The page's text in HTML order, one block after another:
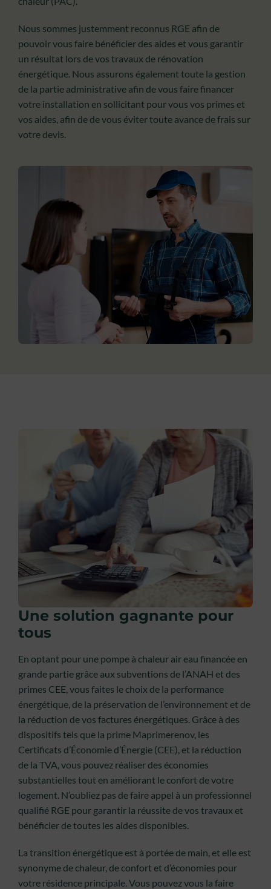
Nous sommes justemment reconnus RGE afin de
pouvoir vous faire bénéficier des aides et vous garantir
un résultat lors de vos travaux de rénovation
énergétique. Nous assurons également toute la gestion
de la partie administrative afin de vous faire financer
votre installation en sollicitant pour vous vos primes et
vos aides, afin de de vous éviter toute avance de frais sur
votre devis.
Une solution gagnante pour
tous
En optant pour une pompe à chaleur air eau financée en
grande partie grâce aux subventions de l’ANAH et des
primes CEE, vous faites le choix de la performance
énergétique, de la préservation de l’environnement et de
la réduction de vos factures énergétiques. Grâce à des
dispositifs tels que la prime Maprimerenov, les
Certificats d’Économie d’Énergie (CEE), et la réduction
de la TVA, vous pouvez réaliser des économies
substantielles tout en améliorant le confort de votre
logement. N’oubliez pas de faire appel à un professionnel
qualifié RGE pour garantir la réussite de vos travaux et
bénéficier de toutes les aides disponibles.
La transition énergétique est à portée de main, et elle est
synonyme de chaleur, de confort et d’économies pour
votre résidence principale. Vous pouvez vous la faire